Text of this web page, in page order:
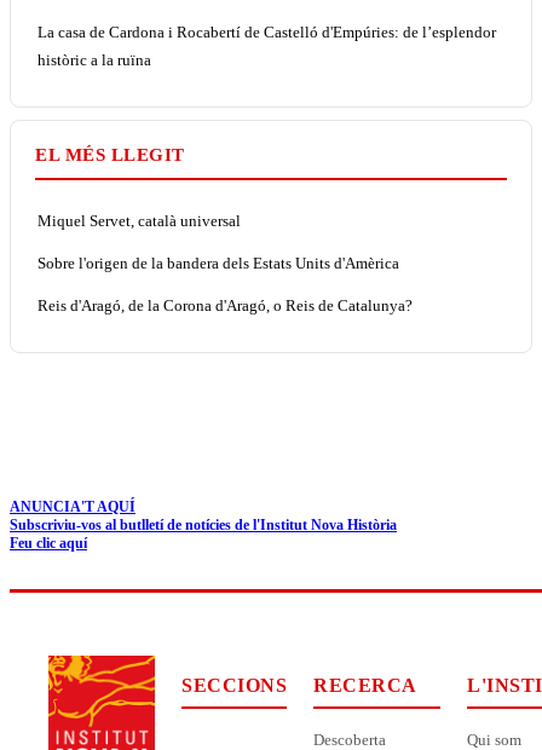
La casa de Cardona i Rocabertí de Castelló d'Empúries: de l’esplendor
històric a la ruïna
EL MÉS LLEGIT
Miquel Servet, català universal
Sobre l'origen de la bandera dels Estats Units d'Amèrica
Reis d'Aragó, de la Corona d'Aragó, o Reis de Catalunya?
ANUNCIA'T AQUÍ
Subscriviu-vos al butlletí de notícies de l'Institut Nova Història
Feu clic aquí
SECCIONS RECERCA
Descoberta
Qui som